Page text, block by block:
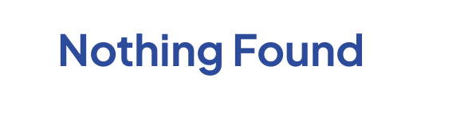
Nothing Found